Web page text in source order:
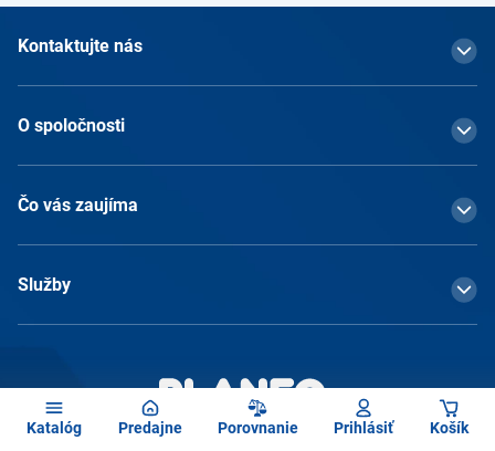
Katalóg Predajne Porovnanie Prihlásiť Košík
Kontaktujte nás
O spoločnosti
Čo vás zaujíma
Služby